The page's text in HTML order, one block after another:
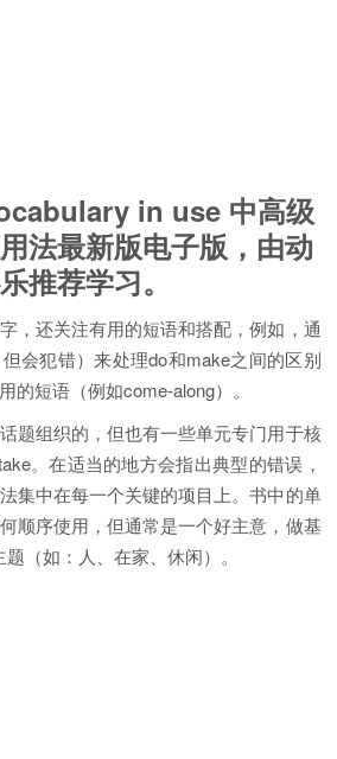
in use 中高级
法最新版电子版，由动
推荐学习。
，还关注有用的短语和搭配，例如，通
会犯错）来处理do和make之间的区别
的短语（例如come-along）。
题组织的，但也有一些单元专门用于核
。在适当的地方会指出典型的错误，
集中在每一个关键的项目上。书中的单
顺序使用，但通常是一个好主意，做基
（如：人、在家、休闲）。